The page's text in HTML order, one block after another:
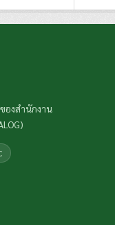
งสำนักงาน